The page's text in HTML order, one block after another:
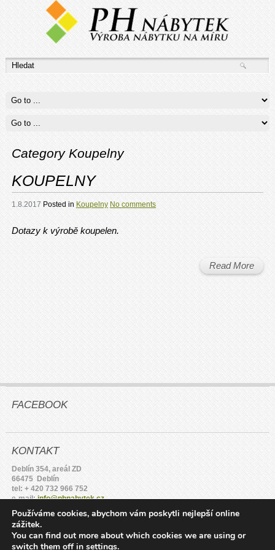
Category Koupelny
KOUPELNY
1.8.2017 Posted in Koupelny No comments
Dotazy k výrobě koupelen.
Read More
FACEBOOK
KONTAKT
Deblín 354, areál ZD
66475 Deblín
tel: + 420 732 966 752
e-mail:info@phnabytek.cz
IČ: 74241885
DIČ: CZ7005043815
Používáme cookies, abychom vám poskytli nejlepší online
zážitek.
You can find out more about which cookies we are using or
switch them off in settings.